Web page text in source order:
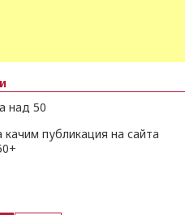
над 50
качим публикация на сайта